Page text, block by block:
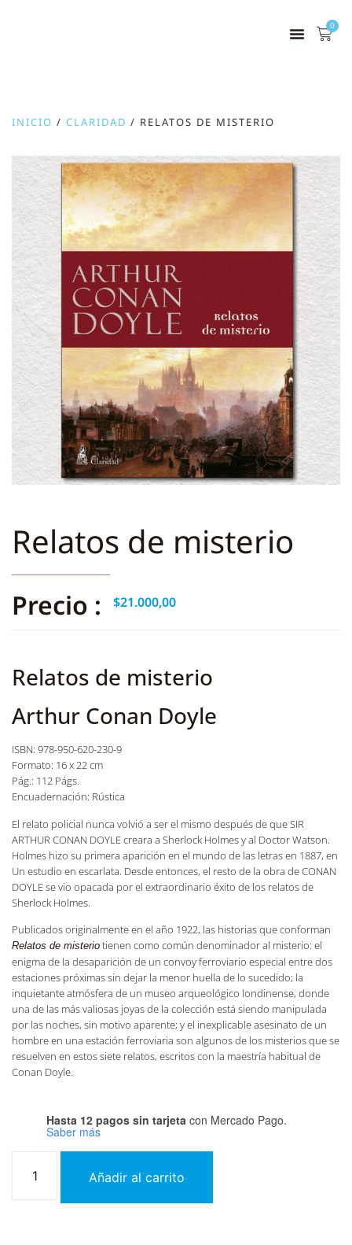
0
INICIO / CLARIDAD / RELATOS DE MISTERIO
Relatos de misterio
Precio : $21.000,00
Relatos de misterio
Arthur Conan Doyle
ISBN: 978-950-620-230-9
Formato: 16 x 22 cm
Pág.: 112 Págs.
Encuadernación: Rústica
El relato policial nunca volvió a ser el mismo después de que SIR
ARTHUR CONAN DOYLE creara a Sherlock Holmes y al Doctor Watson.
Holmes hizo su primera aparición en el mundo de las letras en 1887, en
Un estudio en escarlata. Desde entonces, el resto de la obra de CONAN
DOYLE se vio opacada por el extraordinario éxito de los relatos de
Sherlock Holmes.
Publicados originalmente en el año 1922, las historias que conforman
Relatos de misterio tienen como común denominador al misterio: el
enigma de la desaparición de un convoy ferroviario especial entre dos
estaciones próximas sin dejar la menor huella de lo sucedido; la
inquietante atmósfera de un museo arqueológico londinense, donde
una de las más valiosas joyas de la colección está siendo manipulada
por las noches, sin motivo aparente; y el inexplicable asesinato de un
hombre en una estación ferroviaria son algunos de los misterios que se
resuelven en estos siete relatos, escritos con la maestría habitual de
Conan Doyle.
Hasta 12 pagos sin tarjeta con Mercado Pago.
Saber más
Añadir al carrito